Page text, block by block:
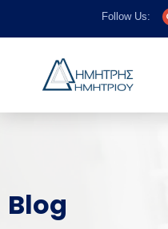
Follow Us:
Blog